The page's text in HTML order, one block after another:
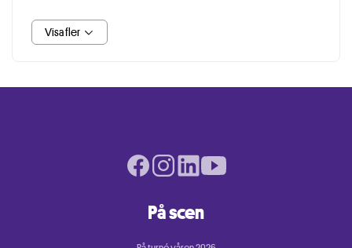
Visa fler
På scen
Facebook page
Instagram page
LinkedIn pageYoutube page